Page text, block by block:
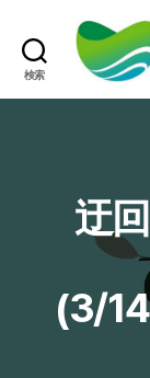
検索
迂
(3/